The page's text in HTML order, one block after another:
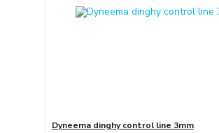
Dyneema dinghy control line 3mm